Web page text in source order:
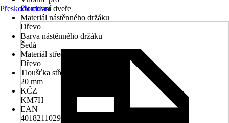
Domovní dveře
Materiál nástěnného držáku
Dřevo
Barva nástěnného držáku
Šedá
Materiál střechy
Dřevo
Tloušťka střechy
20 mm
KČZ
KM7H
EAN
4018211029587
Přeskočit oblast